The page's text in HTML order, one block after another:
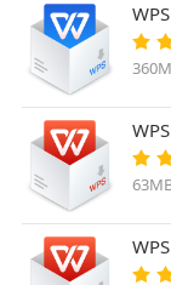
永久
费